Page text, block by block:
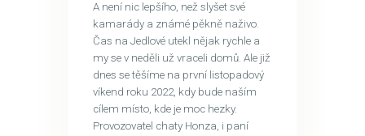
A není nic lepšího, než slyšet své
kamarády a známé pěkně naživo.
Čas na Jedlové utekl nějak rychle a
my se v neděli už vraceli domů. Ale již
dnes se těšíme na první listopadový
víkend roku 2022, kdy bude naším
cílem místo, kde je moc hezky.
Provozovatel chaty Honza, i paní